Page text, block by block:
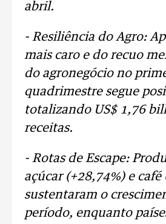
abril.
- Resiliência do Agro:
mais caro e do recuo
do agronegócio no
quadrimestre segue
totalizando US$ 1,76
receitas.
- Rotas de Escape:
açúcar (+28,74%) e café
sustentaram o
período, enquanto